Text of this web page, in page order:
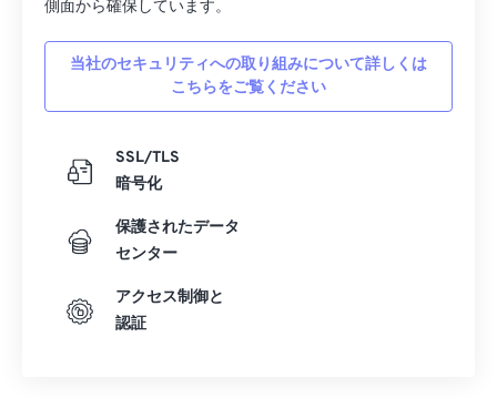
側面から確保しています。
当社のセキュリティへの取り組みについて詳しくは
こちらをご覧ください
SSL/TLS
暗号化
保護されたデータ
センター
アクセス制御と
認証